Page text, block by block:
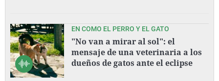
EN COMO EL PERRO Y EL GATO
"No van a mirar al sol": el
mensaje de una veterinaria a los
dueños de gatos ante el eclipse